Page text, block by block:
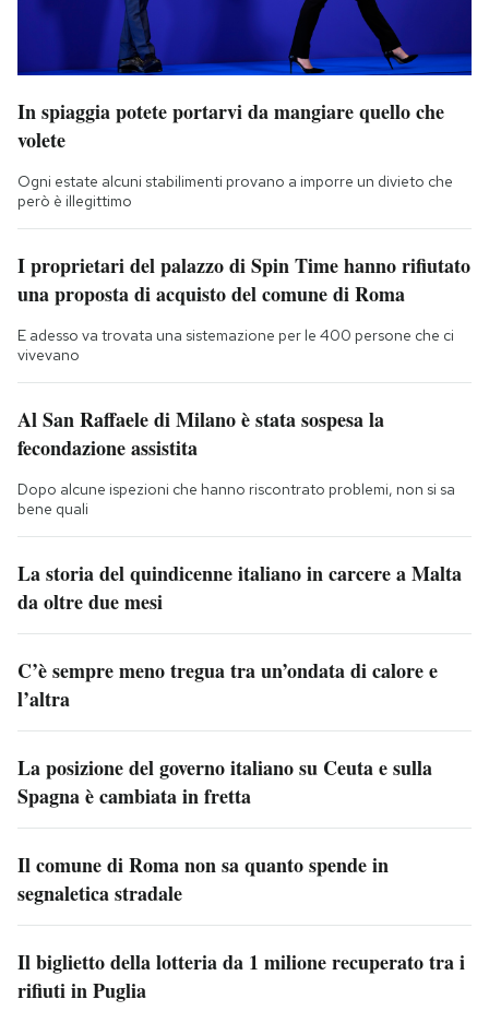
In spiaggia potete portarvi da mangiare quello che
volete
Ogni estate alcuni stabilimenti provano a imporre un divieto che
però è illegittimo
I proprietari del palazzo di Spin Time hanno rifiutato
una proposta di acquisto del comune di Roma
E adesso va trovata una sistemazione per le 400 persone che ci
vivevano
Al San Raffaele di Milano è stata sospesa la
fecondazione assistita
Dopo alcune ispezioni che hanno riscontrato problemi, non si sa
bene quali
La storia del quindicenne italiano in carcere a Malta
da oltre due mesi
C’è sempre meno tregua tra un’ondata di calore e
l’altra
La posizione del governo italiano su Ceuta e sulla
Spagna è cambiata in fretta
Il comune di Roma non sa quanto spende in
segnaletica stradale
Il biglietto della lotteria da 1 milione recuperato tra i
rifiuti in Puglia